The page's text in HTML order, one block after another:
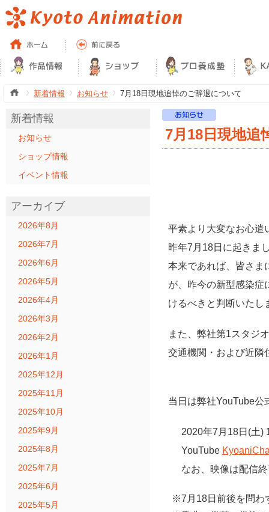
新着情報 お知らせ 7月18日現地追悼のご辞退について
新着情報
お知らせ
ショップ情報
イベント情報
アーカイブ
2026年8月
2026年7月
2026年6月
2026年5月
2026年4月
2026年3月
2026年2月
2026年1月
2025年12月
2025年11月
2025年10月
2025年9月
2025年8月
2025年7月
2025年6月
2025年5月
7月18日現地追
平素より大変なお心遣
昨年7月18日に起きま
本来であれば、皆さま
が、昨今の新型感染症
けるべきと判断いたし
また、弊社第1スタジ
交通機関・および近隣
当日は弊社YouTube公
2020年7月18日(土
YouTube
なお、映像は配信
※7月18日前後を問わ